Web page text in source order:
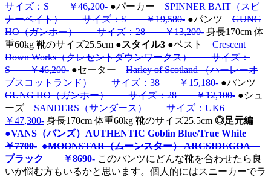
サイズ：S ￥46,200- ●パーカー SPINNER BAIT（スピ
ナーベイト） サイズ：S ￥19,580- ●パンツ GUNG
HO（ガンホー） サイズ：28 ￥13,200- 身長170cm 体
重60kg 靴のサイズ25.5cm ●スタイル3 ●ベスト Crescent
Down Works（クレセントダウンワークス） サイズ：
S ￥46,200- ●セーター Harley of Scotland （ハーレーオ
ブスコットランド） サイズ：38 ￥15,180- ●パンツ
GUNG HO（ガンホー） サイズ：28 ￥12,100- ●シュ
ーズ SANDERS（サンダース） サイズ：UK6
￥47,300- 身長170cm 体重60kg 靴のサイズ25.5cm ◎足元編
●VANS（バンズ）AUTHENTIC Goblin Blue/True White
￥7700- ●MOONSTAR（ムーンスター） ARCSIDEGOA
ブラック ￥8690- このパンツにどんな靴を合わせたら良
いか悩む方もいるかと思います。個人的にはスニーカーでラ